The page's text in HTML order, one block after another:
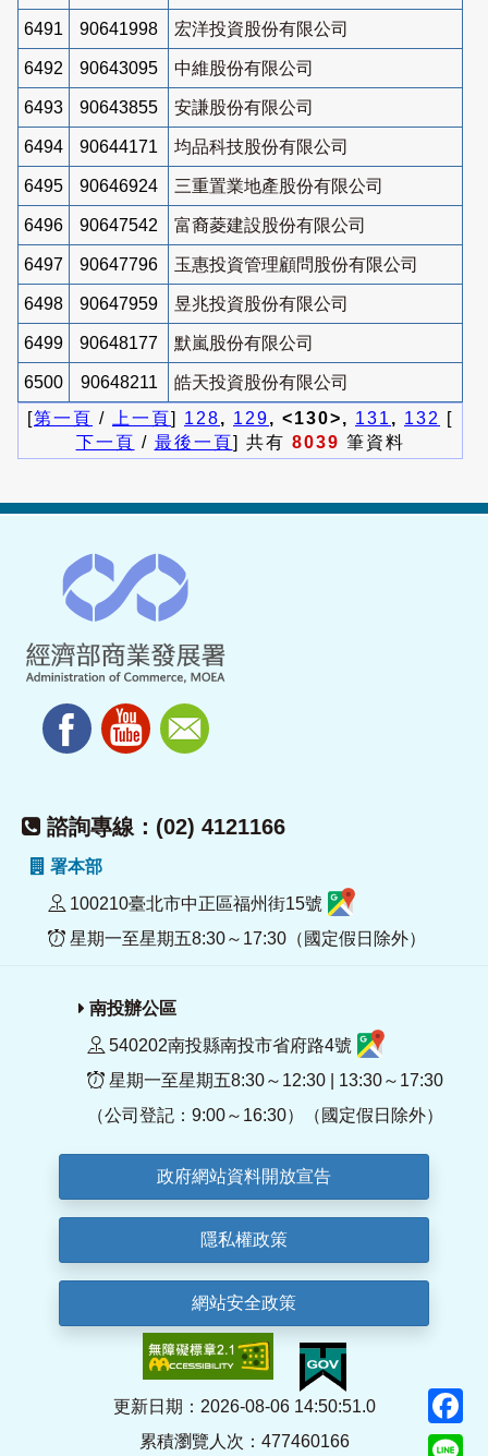
6491 90641998 宏洋投資股份有限公司
6492 90643095 中維股份有限公司
6493 90643855 安謙股份有限公司
6494 90644171 均品科技股份有限公司
6495 90646924 三重置業地產股份有限公司
6496 90647542 富裔菱建設股份有限公司
6497 90647796 玉惠投資管理顧問股份有限公司
6498 90647959 昱兆投資股份有限公司
6499 90648177 默嵐股份有限公司
6500 90648211
皓天投資股份有限公司
[第一頁 / 上一頁] 128, 129, <130>, 131 , 132
[
下一頁 / 最後一頁] 共有 8039 筆資料
諮詢專線：(02) 4121166
署本部
100210臺北市中正區福州街15號
星期一至星期五8:30～17:30（國定假日除外）
南投辦公區
540202南投縣南投市省府路4號
星期一至星期五8:30～12:30 | 13:30～17:30
（公司登記：9:00～16:30）（國定假日除外）
政府網站資料開放宣告
隱私權政策
網站安全政策
更新日期：2026-08-06 14:50:51.0
累積瀏覽人次：477460166